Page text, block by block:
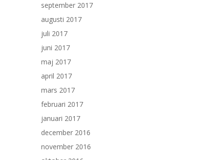
september 2017
augusti 2017
juli 2017
juni 2017
maj 2017
april 2017
mars 2017
februari 2017
januari 2017
december 2016
november 2016